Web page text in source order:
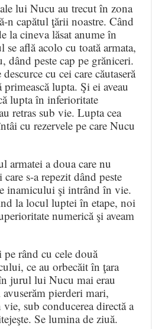
lui Nucu au trecut în zona
n capătul ţării noastre. Când
la cineva lăsat anume în
află acolo cu toată armata,
dând peste cap pe grăniceri.
cu cei care căutaseră
lupta. Şi ei aveau
lupta în inferioritate
retras sub vie. Lupta cea
cu rezervele pe care Nucu
armatei a doua care nu
s-a repezit dând peste
inamicului şi intrând în vie.
la locul luptei în etape, noi
numerică şi aveam
rând cu cele două
ce au orbecăit în ţara
jurul lui Nucu mai erau
pierderi mari,
sub conducerea directă a
Se lumina de ziuă.